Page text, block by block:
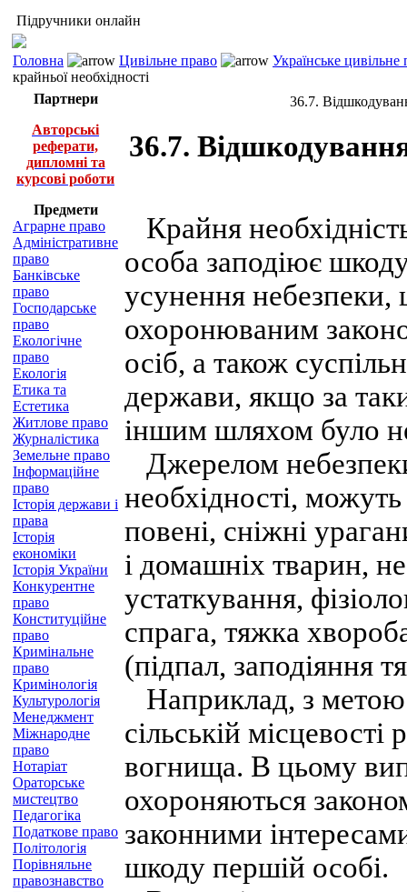
Підручники онлайн
Головна Цивільне право
Українське
крайньої необхідності
Партнери
Авторські
реферати,
дипломні та
курсові роботи
Предмети
Аграрне право
Адміністративне
право
Банківське
право
Господарське
право
Екологічне
право
Екологія
Етика та
Естетика
Житлове право
Журналістика
Земельне право
Інформаційне
право
Історія держави і
права
Історія
економіки
Історія України
Конкурентне
право
Конституційне
право
Кримінальне
право
Кримінологія
Культурологія
Менеджмент
Міжнародне
право
Нотаріат
Ораторське
мистецтво
Педагогіка
Податкове право
Політологія
Порівняльне
правознавство
36.7.
36.7.
Крайня
особа заподіює
усунення небезпеки,
охоронюваним
осіб, а також
держави, якщо за
іншим шляхом було
Джерелом
необхідності,
повені, сніжні
і домашніх тварин,
устаткування,
спрага, тяжка
(підпал, заподіяння
Наприклад, з
сільській
вогнища. В цьому
охороняються
законними
шкоду першій особі.